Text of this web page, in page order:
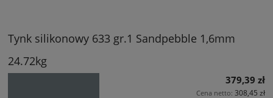
Tynk silikonowy 633 gr.1 Sandpebble 1,6mm
24.72kg
379,39 zł
Cena netto: 308,45 zł